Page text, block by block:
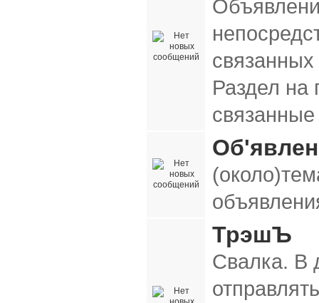
Раздел на
ТрэшЪ
Свалка. В